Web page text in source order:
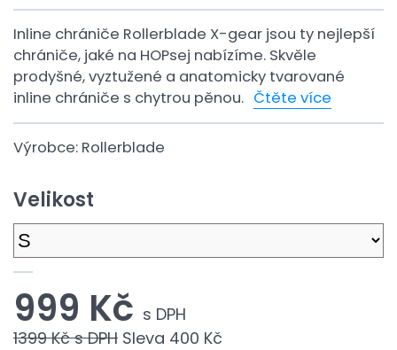
Inline chrániče Rollerblade X-gear jsou ty nejlepší
chrániče, jaké na HOPsej nabízíme. Skvěle
prodyšné, vyztužené a anatomicky tvarované
inline chrániče s chytrou pěnou. Čtěte více
Výrobce: Rollerblade
Velikost
999 Kč s DPH
1399 Kč s DPH Sleva 400 Kč